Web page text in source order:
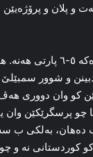
و پلان و پرۆژه‌یێن
ئیرۆ ل باکور ب ناڤێ
دبینن و شوور
کو وان دووری
چو پرسگرێکێن وان
ده‌هان، به‌لکی ب
کوردستانی نه‌ و